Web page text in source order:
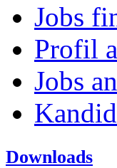
Jobs
Profil
Jobs
Downloads